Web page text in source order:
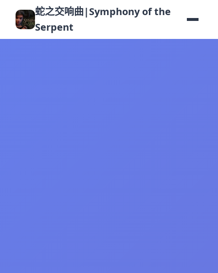
蛇之交响曲|Symphony of the
Serpent